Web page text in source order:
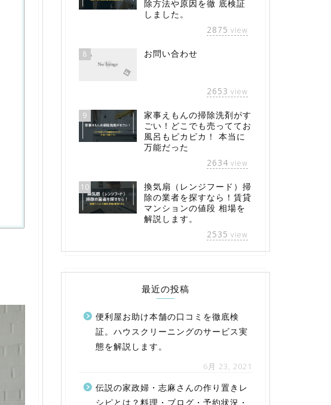
除方法や原因を徹 底検証
しました。
2875 view
8 お問い合わせ
2653 view
9
家事えもんの掃除洗剤がす
ごい！どこでも売っててお
風呂もピカピカ！ 本当に
万能だった
2634 view
10
換気扇（レンジフード）掃
除の業者を探すなら！賃貸
マンションの値段 相場を
解説します。
2535 view
最近の投稿
便利屋お助け本舗の口コミを徹底検
証。ハウスクリーニングのサービス実
態を解説します。
6月 23, 2021
伝説の家政婦・志麻さんの作り置きレ
シピとは？料理・ブログ・予約状況・